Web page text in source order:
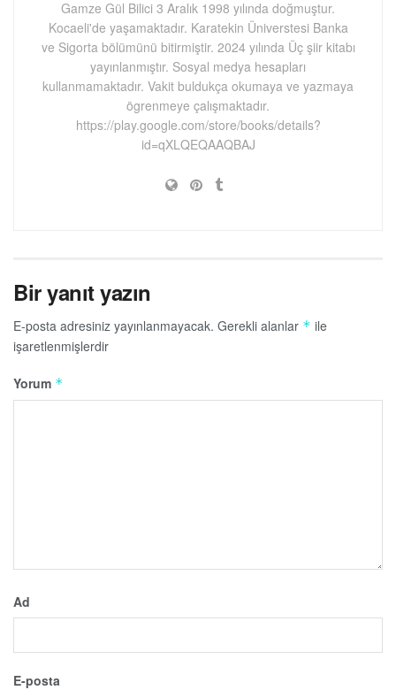
Gamze Gül Bilici 3 Aralık 1998 yılında doğmuştur.
Kocaeli'de yaşamaktadır. Karatekin Üniverstesi Banka
ve Sigorta bölümünü bitirmiştir. 2024 yılında Üç şiir kitabı
yayınlanmıştır. Sosyal medya hesapları
kullanmamaktadır. Vakit buldukça okumaya ve yazmaya
ögrenmeye çalışmaktadır.
https://play.google.com/store/books/details?
id=qXLQEQAAQBAJ
Bir yanıt yazın
E-posta adresiniz yayınlanmayacak. Gerekli alanlar * ile
işaretlenmişlerdir
Yorum *
Ad
E-posta